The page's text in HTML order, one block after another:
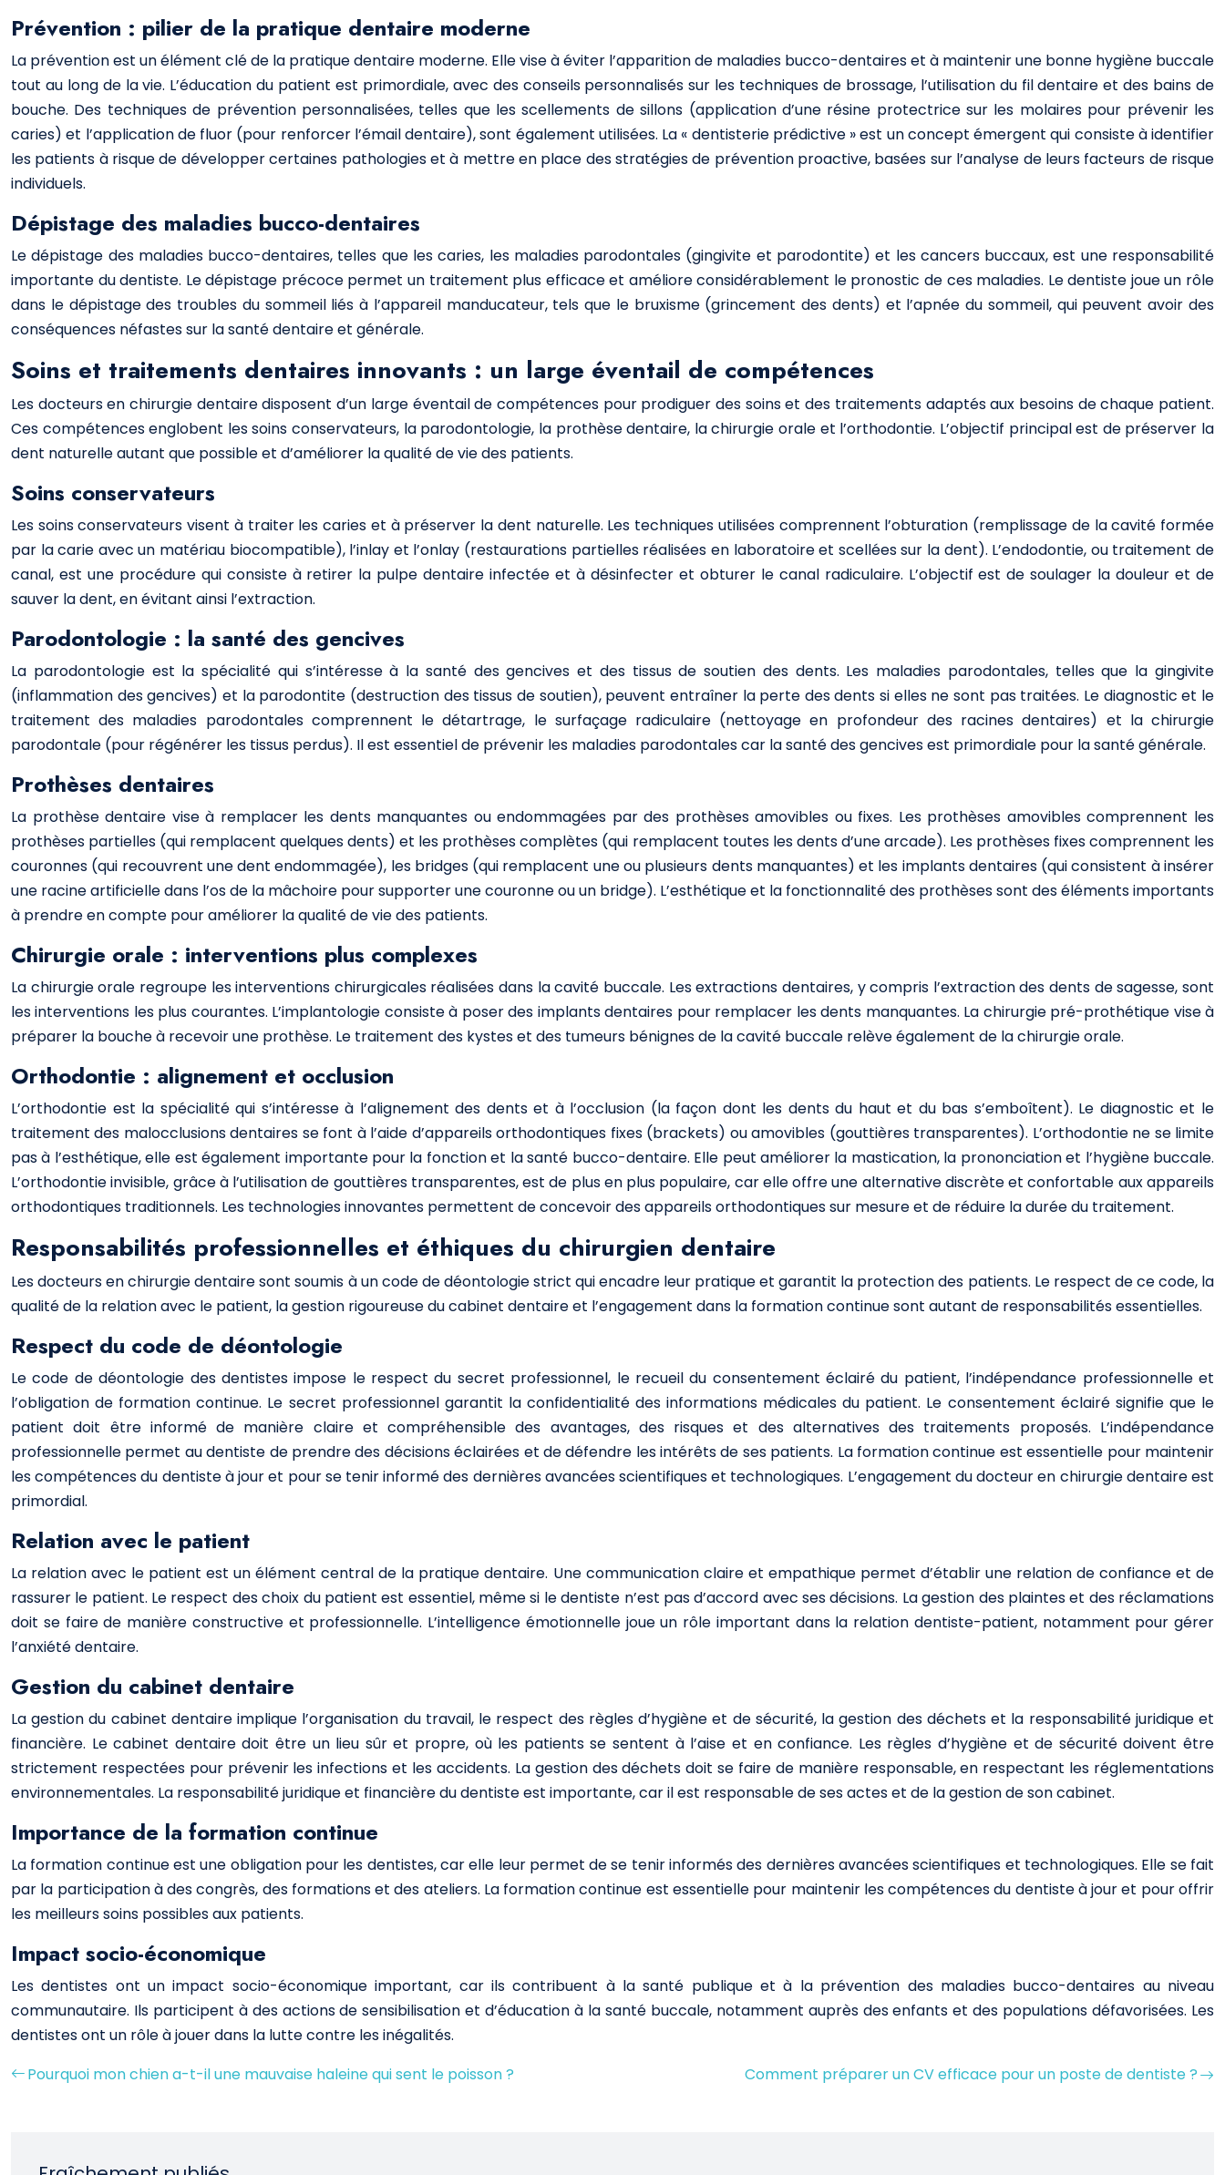
Prévention : pilier de la pratique dentaire moderne
La prévention est un élément clé de la pratique dentaire moderne. Elle vise à éviter l’apparition de maladies bucco-dentaires et à maintenir une bonne hygiène buccale
tout au long de la vie. L’éducation du patient est primordiale, avec des conseils personnalisés sur les techniques de brossage, l’utilisation du fil dentaire et des bains de
bouche. Des techniques de prévention personnalisées, telles que les scellements de sillons (application d’une résine protectrice sur les molaires pour prévenir les
caries) et l’application de fluor (pour renforcer l’émail dentaire), sont également utilisées. La « dentisterie prédictive » est un concept émergent qui consiste à identifier
les patients à risque de développer certaines pathologies et à mettre en place des stratégies de prévention proactive, basées sur l’analyse de leurs facteurs de risque
individuels.
Dépistage des maladies bucco-dentaires
Le dépistage des maladies bucco-dentaires, telles que les caries, les maladies parodontales (gingivite et parodontite) et les cancers buccaux, est une responsabilité
importante du dentiste. Le dépistage précoce permet un traitement plus efficace et améliore considérablement le pronostic de ces maladies. Le dentiste joue un rôle
dans le dépistage des troubles du sommeil liés à l’appareil manducateur, tels que le bruxisme (grincement des dents) et l’apnée du sommeil, qui peuvent avoir des
conséquences néfastes sur la santé dentaire et générale.
Soins et traitements dentaires innovants : un large éventail de compétences
Les docteurs en chirurgie dentaire disposent d’un large éventail de compétences pour prodiguer des soins et des traitements adaptés aux besoins de chaque patient.
Ces compétences englobent les soins conservateurs, la parodontologie, la prothèse dentaire, la chirurgie orale et l’orthodontie. L’objectif principal est de préserver la
dent naturelle autant que possible et d’améliorer la qualité de vie des patients.
Soins conservateurs
Les soins conservateurs visent à traiter les caries et à préserver la dent naturelle. Les techniques utilisées comprennent l’obturation (remplissage de la cavité formée
par la carie avec un matériau biocompatible), l’inlay et l’onlay (restaurations partielles réalisées en laboratoire et scellées sur la dent). L’endodontie, ou traitement de
canal, est une procédure qui consiste à retirer la pulpe dentaire infectée et à désinfecter et obturer le canal radiculaire. L’objectif est de soulager la douleur et de
sauver la dent, en évitant ainsi l’extraction.
Parodontologie : la santé des gencives
La parodontologie est la spécialité qui s’intéresse à la santé des gencives et des tissus de soutien des dents. Les maladies parodontales, telles que la gingivite
(inflammation des gencives) et la parodontite (destruction des tissus de soutien), peuvent entraîner la perte des dents si elles ne sont pas traitées. Le diagnostic et le
traitement des maladies parodontales comprennent le détartrage, le surfaçage radiculaire (nettoyage en profondeur des racines dentaires) et la chirurgie
parodontale (pour régénérer les tissus perdus). Il est essentiel de prévenir les maladies parodontales car la santé des gencives est primordiale pour la santé générale.
Prothèses dentaires
La prothèse dentaire vise à remplacer les dents manquantes ou endommagées par des prothèses amovibles ou fixes. Les prothèses amovibles comprennent les
prothèses partielles (qui remplacent quelques dents) et les prothèses complètes (qui remplacent toutes les dents d’une arcade). Les prothèses fixes comprennent les
couronnes (qui recouvrent une dent endommagée), les bridges (qui remplacent une ou plusieurs dents manquantes) et les implants dentaires (qui consistent à insérer
une racine artificielle dans l’os de la mâchoire pour supporter une couronne ou un bridge). L’esthétique et la fonctionnalité des prothèses sont des éléments importants
à prendre en compte pour améliorer la qualité de vie des patients.
Chirurgie orale : interventions plus complexes
La chirurgie orale regroupe les interventions chirurgicales réalisées dans la cavité buccale. Les extractions dentaires, y compris l’extraction des dents de sagesse, sont
les interventions les plus courantes. L’implantologie consiste à poser des implants dentaires pour remplacer les dents manquantes. La chirurgie pré-prothétique vise à
préparer la bouche à recevoir une prothèse. Le traitement des kystes et des tumeurs bénignes de la cavité buccale relève également de la chirurgie orale.
Orthodontie : alignement et occlusion
L’orthodontie est la spécialité qui s’intéresse à l’alignement des dents et à l’occlusion (la façon dont les dents du haut et du bas s’emboîtent). Le diagnostic et le
traitement des malocclusions dentaires se font à l’aide d’appareils orthodontiques fixes (brackets) ou amovibles (gouttières transparentes). L’orthodontie ne se limite
pas à l’esthétique, elle est également importante pour la fonction et la santé bucco-dentaire. Elle peut améliorer la mastication, la prononciation et l’hygiène buccale.
L’orthodontie invisible, grâce à l’utilisation de gouttières transparentes, est de plus en plus populaire, car elle offre une alternative discrète et confortable aux appareils
orthodontiques traditionnels. Les technologies innovantes permettent de concevoir des appareils orthodontiques sur mesure et de réduire la durée du traitement.
Responsabilités professionnelles et éthiques du chirurgien dentaire
Les docteurs en chirurgie dentaire sont soumis à un code de déontologie strict qui encadre leur pratique et garantit la protection des patients. Le respect de ce code, la
qualité de la relation avec le patient, la gestion rigoureuse du cabinet dentaire et l’engagement dans la formation continue sont autant de responsabilités essentielles.
Respect du code de déontologie
Le code de déontologie des dentistes impose le respect du secret professionnel, le recueil du consentement éclairé du patient, l’indépendance professionnelle et
l’obligation de formation continue. Le secret professionnel garantit la confidentialité des informations médicales du patient. Le consentement éclairé signifie que le
patient doit être informé de manière claire et compréhensible des avantages, des risques et des alternatives des traitements proposés. L’indépendance
professionnelle permet au dentiste de prendre des décisions éclairées et de défendre les intérêts de ses patients. La formation continue est essentielle pour maintenir
les compétences du dentiste à jour et pour se tenir informé des dernières avancées scientifiques et technologiques. L’engagement du docteur en chirurgie dentaire est
primordial.
Relation avec le patient
La relation avec le patient est un élément central de la pratique dentaire. Une communication claire et empathique permet d’établir une relation de confiance et de
rassurer le patient. Le respect des choix du patient est essentiel, même si le dentiste n’est pas d’accord avec ses décisions. La gestion des plaintes et des réclamations
doit se faire de manière constructive et professionnelle. L’intelligence émotionnelle joue un rôle important dans la relation dentiste-patient, notamment pour gérer
l’anxiété dentaire.
Gestion du cabinet dentaire
La gestion du cabinet dentaire implique l’organisation du travail, le respect des règles d’hygiène et de sécurité, la gestion des déchets et la responsabilité juridique et
financière. Le cabinet dentaire doit être un lieu sûr et propre, où les patients se sentent à l’aise et en confiance. Les règles d’hygiène et de sécurité doivent être
strictement respectées pour prévenir les infections et les accidents. La gestion des déchets doit se faire de manière responsable, en respectant les réglementations
environnementales. La responsabilité juridique et financière du dentiste est importante, car il est responsable de ses actes et de la gestion de son cabinet.
Importance de la formation continue
La formation continue est une obligation pour les dentistes, car elle leur permet de se tenir informés des dernières avancées scientifiques et technologiques. Elle se fait
par la participation à des congrès, des formations et des ateliers. La formation continue est essentielle pour maintenir les compétences du dentiste à jour et pour offrir
les meilleurs soins possibles aux patients.
Impact socio-économique
Les dentistes ont un impact socio-économique important, car ils contribuent à la santé publique et à la prévention des maladies bucco-dentaires au niveau
communautaire. Ils participent à des actions de sensibilisation et d’éducation à la santé buccale, notamment auprès des enfants et des populations défavorisées. Les
dentistes ont un rôle à jouer dans la lutte contre les inégalités.
Pourquoi mon chien a-t-il une mauvaise haleine qui sent le poisson ?
Comment préparer un CV efficace pour un poste de dentiste ?